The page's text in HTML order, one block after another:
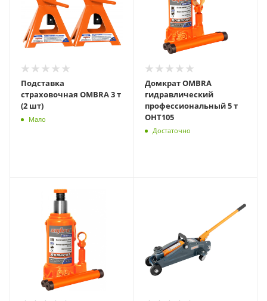
Подставка
страховочная OMBRA 3 т
(2 шт)
Мало
Домкрат OMBRA
гидравлический
профессиональный 5 т
OHT105
Достаточно